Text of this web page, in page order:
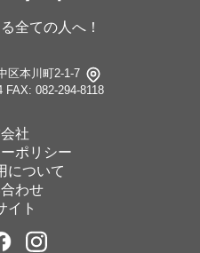
全ての人へ！
区本川町2-1-7
FAX: 082-294-8118
社
ポリシー
について
わせ
イト